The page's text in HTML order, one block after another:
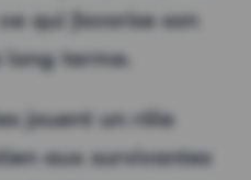
qui favorise son
terme.
jouent un rôle
aux survivantes